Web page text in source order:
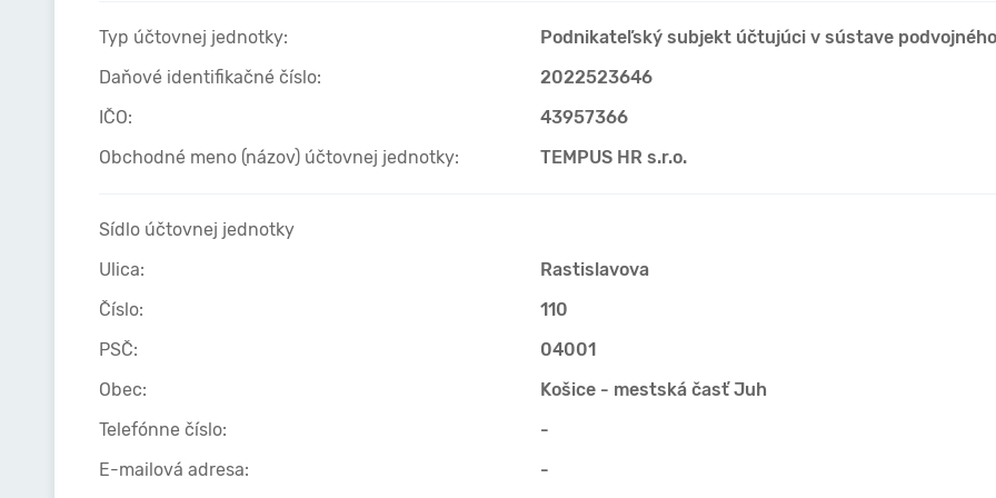
Typ účtovnej jednotky:
Podnikateľský subjekt účtujúci v sústave
Daňové identifikačné číslo:
2022523646
IČO:
43957366
Obchodné meno (názov) účtovnej jednotky:
TEMPUS HR s.r.o.
Sídlo účtovnej jednotky
Ulica:
Rastislavova
Číslo:
110
PSČ:
04001
Obec:
Košice - mestská časť Juh
Telefónne číslo:
-
E-mailová adresa:
-